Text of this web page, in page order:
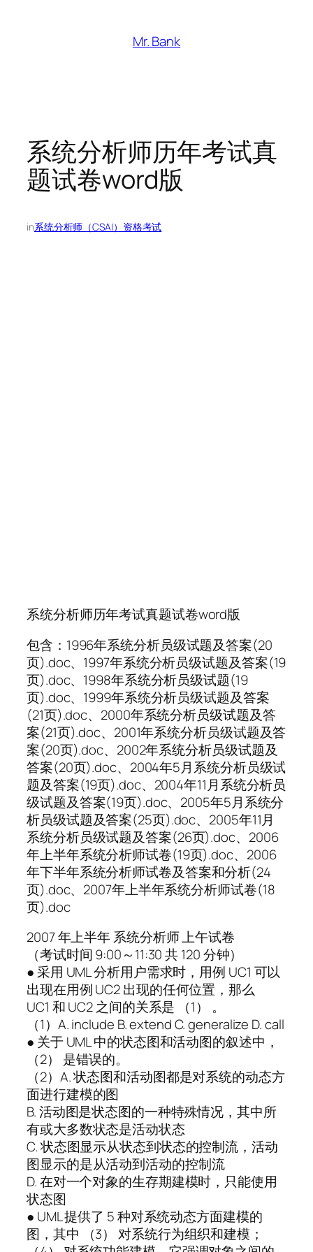
Mr. Bank
系统分析师历年考试真
题试卷word版
in系统分析师（CSAI）资格考试
系统分析师历年考试真题试卷word版
包含：1996年系统分析员级试题及答案(20
页).doc、1997年系统分析员级试题及答案(19
页).doc、1998年系统分析员级试题(19
页).doc、1999年系统分析员级试题及答案
(21页).doc、2000年系统分析员级试题及答
案(21页).doc、2001年系统分析员级试题及答
案(20页).doc、2002年系统分析员级试题及
答案(20页).doc、2004年5月系统分析员级试
题及答案(19页).doc、2004年11月系统分析员
级试题及答案(19页).doc、2005年5月系统分
析员级试题及答案(25页).doc、2005年11月
系统分析员级试题及答案(26页).doc、2006
年上半年系统分析师试卷(19页).doc、2006
年下半年系统分析师试卷及答案和分析(24
页).doc、2007年上半年系统分析师试卷(18
页).doc
2007 年上半年 系统分析师 上午试卷
（考试时间 9:00～11:30 共 120 分钟）
● 采用 UML 分析用户需求时，用例 UC1 可以
出现在用例 UC2 出现的任何位置，那么
UC1 和 UC2 之间的关系是 （1） 。
（1）A. include B. extend C. generalize D. call
● 关于 UML 中的状态图和活动图的叙述中，
（2） 是错误的。
（2）A. 状态图和活动图都是对系统的动态方
面进行建模的图
B. 活动图是状态图的一种特殊情况，其中所
有或大多数状态是活动状态
C. 状态图显示从状态到状态的控制流，活动
图显示的是从活动到活动的控制流
D. 在对一个对象的生存期建模时，只能使用
状态图
● UML 提供了 5 种对系统动态方面建模的
图，其中 （3） 对系统行为组织和建模；